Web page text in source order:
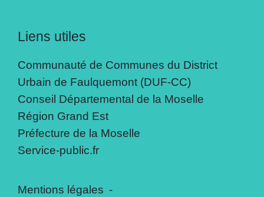
Liens utiles
Communauté de Communes du District
Urbain de Faulquemont (DUF-CC)
Conseil Départemental de la Moselle
Région Grand Est
Préfecture de la Moselle
Service-public.fr
Mentions légales -